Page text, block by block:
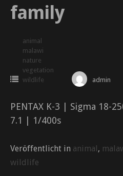
family
animal
malawi
nature
vegetation
wildlife
admin
PENTAX K-3 | Sigma 18-
7.1 | 1/400s
Veröffentlicht in animal ,
wildlife